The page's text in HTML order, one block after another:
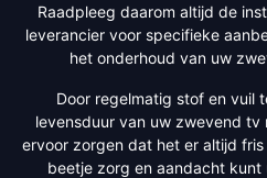
Raadpleeg daarom altijd de
leverancier voor specifieke
het onderhoud van uw
Door regelmatig stof en vuil
levensduur van uw zwevend tv
ervoor zorgen dat het er altijd
beetje zorg en aandacht